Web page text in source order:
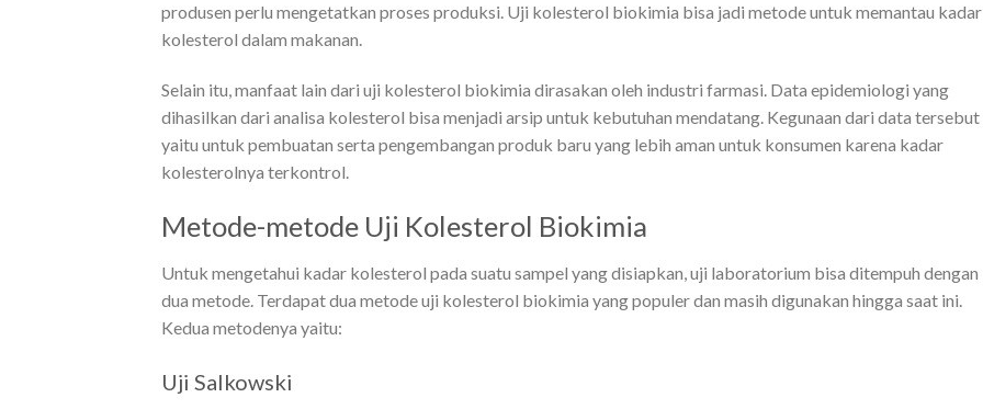
produsen perlu mengetatkan proses produksi. Uji kolesterol biokimia bisa jadi metode untuk memantau kadar
kolesterol dalam makanan.
Selain itu, manfaat lain dari uji kolesterol biokimia dirasakan oleh industri farmasi. Data epidemiologi yang
dihasilkan dari analisa kolesterol bisa menjadi arsip untuk kebutuhan mendatang. Kegunaan dari data tersebut
yaitu untuk pembuatan serta pengembangan produk baru yang lebih aman untuk konsumen karena kadar
kolesterolnya terkontrol.
Metode-metode Uji Kolesterol Biokimia
Untuk mengetahui kadar kolesterol pada suatu sampel yang disiapkan, uji laboratorium bisa ditempuh dengan
dua metode. Terdapat dua metode uji kolesterol biokimia yang populer dan masih digunakan hingga saat ini.
Kedua metodenya yaitu:
Uji Salkowski